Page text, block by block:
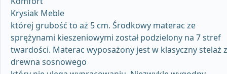
Krysiak Meble
której grubość to aż 5 cm. Środkowy materac ze
sprężynami kieszeniowymi został podzielony na 7 stref
twardości. Materac wyposażony jest w klasyczny stelaż z
drewna sosnowego